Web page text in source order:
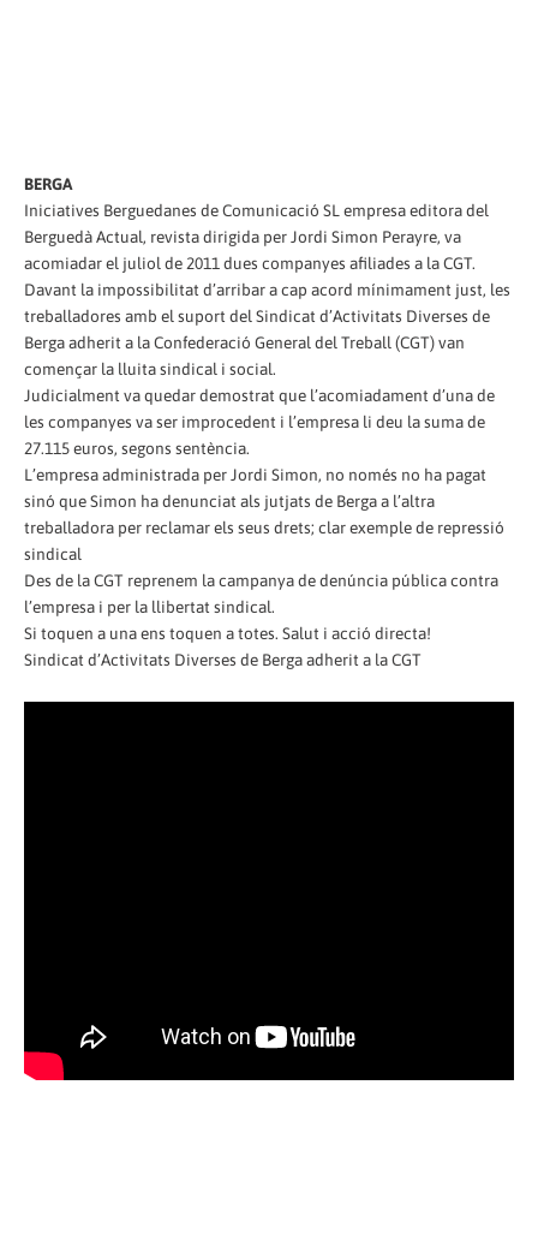
BERGA
Iniciatives Berguedanes de Comunicació SL empresa editora del
Berguedà Actual, revista dirigida per Jordi Simon Perayre, va
acomiadar el juliol de 2011 dues companyes afiliades a la CGT.
Davant la impossibilitat d’arribar a cap acord mínimament just, les
treballadores amb el suport del Sindicat d’Activitats Diverses de
Berga adherit a la Confederació General del Treball (CGT) van
començar la lluita sindical i social.
Judicialment va quedar demostrat que l’acomiadament d’una de
les companyes va ser improcedent i l’empresa li deu la suma de
27.115 euros, segons sentència.
L’empresa administrada per Jordi Simon, no només no ha pagat
sinó que Simon ha denunciat als jutjats de Berga a l’altra
treballadora per reclamar els seus drets; clar exemple de repressió
sindical
Des de la CGT reprenem la campanya de denúncia pública contra
l’empresa i per la llibertat sindical.
Si toquen a una ens toquen a totes. Salut i acció directa!
Sindicat d’Activitats Diverses de Berga adherit a la CGT